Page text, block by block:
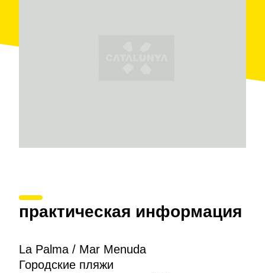
практическая информация
La Palma / Mar Menuda
Городские пляжи